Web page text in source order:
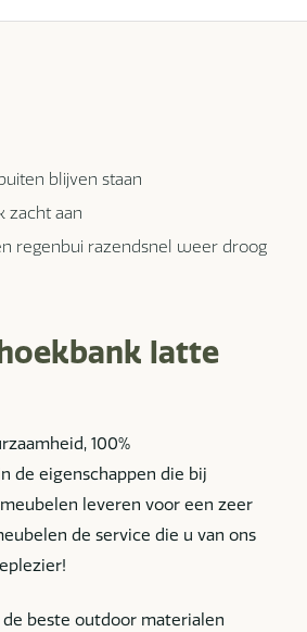
blijven staan
zacht aan
regenbui razendsnel weer droog
latte
100%
de eigenschappen die bij
leveren voor een zeer
de service die u van ons
beste outdoor materialen